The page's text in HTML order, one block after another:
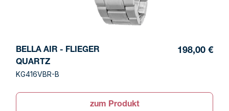
BELLA AIR - FLIEGER
QUARTZ
KG416VBR-B
198,00 €
zum Produkt